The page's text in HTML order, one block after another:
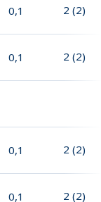
0,1 2 (2)
0,1 2 (2)
0,1 2 (2)
0,1 2 (2)